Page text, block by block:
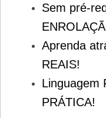
Sem pré-
Aprenda
REAIS!
Linguagem
PRÁTICA!